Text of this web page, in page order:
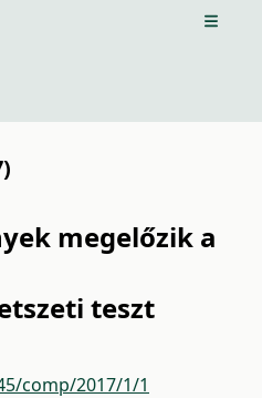
Open
megelőzik a
teszt
comp/2017/1/1